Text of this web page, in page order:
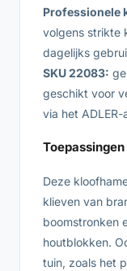
Professionele
volgens strikte
dagelijks
SKU 22083:
geschikt voor
via het ADLER-
Toepassingen
Deze
klieven van
boomstronken
houtblokken.
tuin, zoals het